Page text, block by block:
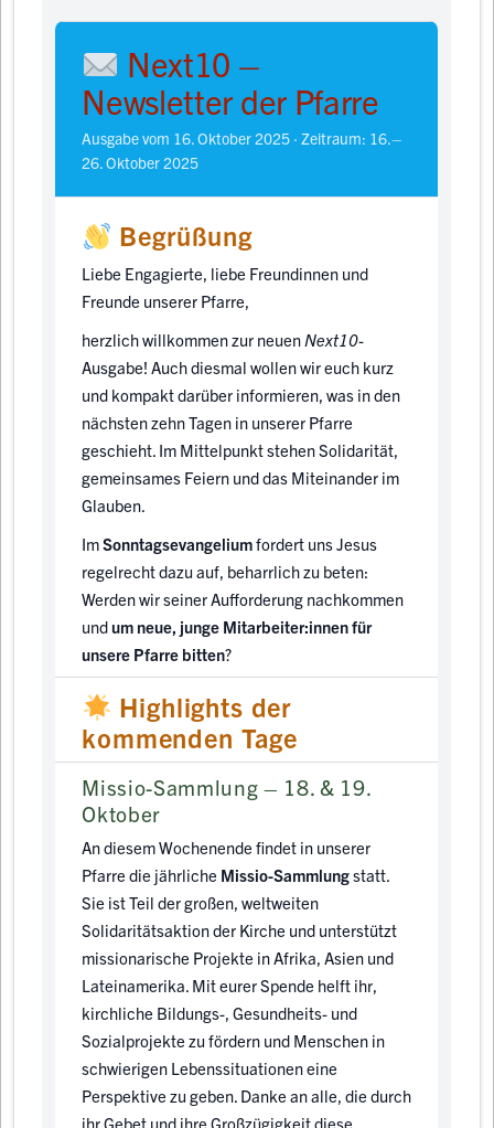
Next10 –
Newsletter der Pfarre
Ausgabe vom 16. Oktober 2025 · Zeitraum: 16.–
26. Oktober 2025
Begrüßung
Liebe Engagierte, liebe Freundinnen und
Freunde unserer Pfarre,
herzlich willkommen zur neuen Next10-
Ausgabe! Auch diesmal wollen wir euch kurz
und kompakt darüber informieren, was in den
nächsten zehn Tagen in unserer Pfarre
geschieht. Im Mittelpunkt stehen Solidarität,
gemeinsames Feiern und das Miteinander im
Glauben.
ImSonntagsevangeliumfordert uns Jesus
regelrecht dazu auf, beharrlich zu beten:
Werden wir seiner Aufforderung nachkommen
undum neue, junge Mitarbeiter:innen für
unsere Pfarre bitten?
Highlights der
kommenden Tage
Missio-Sammlung – 18. & 19.
Oktober
An diesem Wochenende findet in unserer
Pfarre die jährliche Missio-Sammlungstatt.
Sie ist Teil der großen, weltweiten
Solidaritätsaktion der Kirche und unterstützt
missionarische Projekte in Afrika, Asien und
Lateinamerika. Mit eurer Spende helft ihr,
kirchliche Bildungs-, Gesundheits- und
Sozialprojekte zu fördern und Menschen in
schwierigen Lebenssituationen eine
Perspektive zu geben. Danke an alle, die durch
ihr Gebet und ihre Großzügigkeit diese